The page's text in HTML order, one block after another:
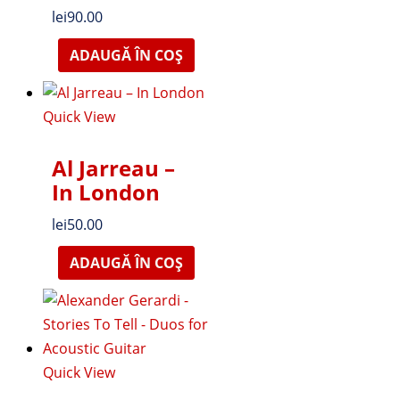
lei90.00
ADAUGĂ ÎN COȘ
Quick View
Al Jarreau –
In London
lei50.00
ADAUGĂ ÎN COȘ
Quick View